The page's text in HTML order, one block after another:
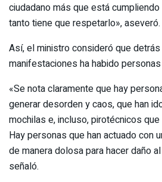
ciudadano más que está
tanto tiene que respetarlo», aseveró.
Así, el ministro consideró que
manifestaciones ha habido
«Se nota claramente que hay
generar desorden y caos, que han
mochilas e, incluso, pirotécnicos
Hay personas que han actuado con
de manera dolosa para hacer daño
señaló.